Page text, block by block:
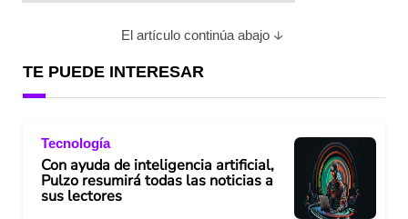
El artículo continúa abajo
TE PUEDE INTERESAR
Tecnología
Con ayuda de inteligencia artificial,
Pulzo resumirá todas las noticias a
sus lectores